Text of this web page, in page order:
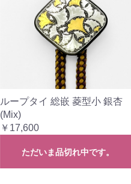
ループタイ 総嵌 菱型小 銀杏
(Mix)
￥17,600
ただいま品切れ中です。